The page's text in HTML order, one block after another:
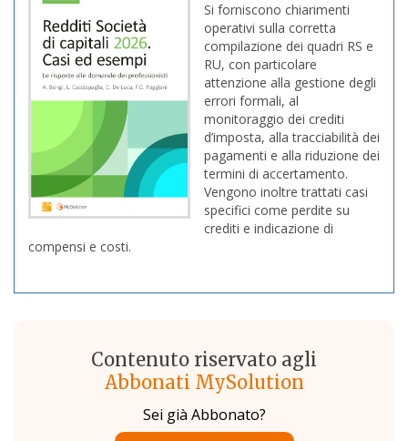
Si forniscono chiarimenti
operativi sulla corretta
compilazione dei quadri RS e
RU, con particolare
attenzione alla gestione degli
errori formali, al
monitoraggio dei crediti
d’imposta, alla tracciabilità dei
pagamenti e alla riduzione dei
termini di accertamento.
Vengono inoltre trattati casi
specifici come perdite su
crediti e indicazione di
compensi e costi.
Contenuto riservato agli
Abbonati MySolution
Sei già Abbonato?